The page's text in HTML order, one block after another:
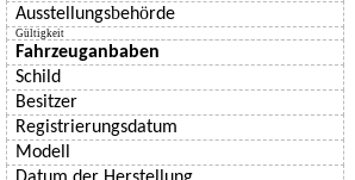
Ausstellungsbehörde
Gültigkeit
Fahrzeuganbaben
Schild
Besitzer
Registrierungsdatum
Modell